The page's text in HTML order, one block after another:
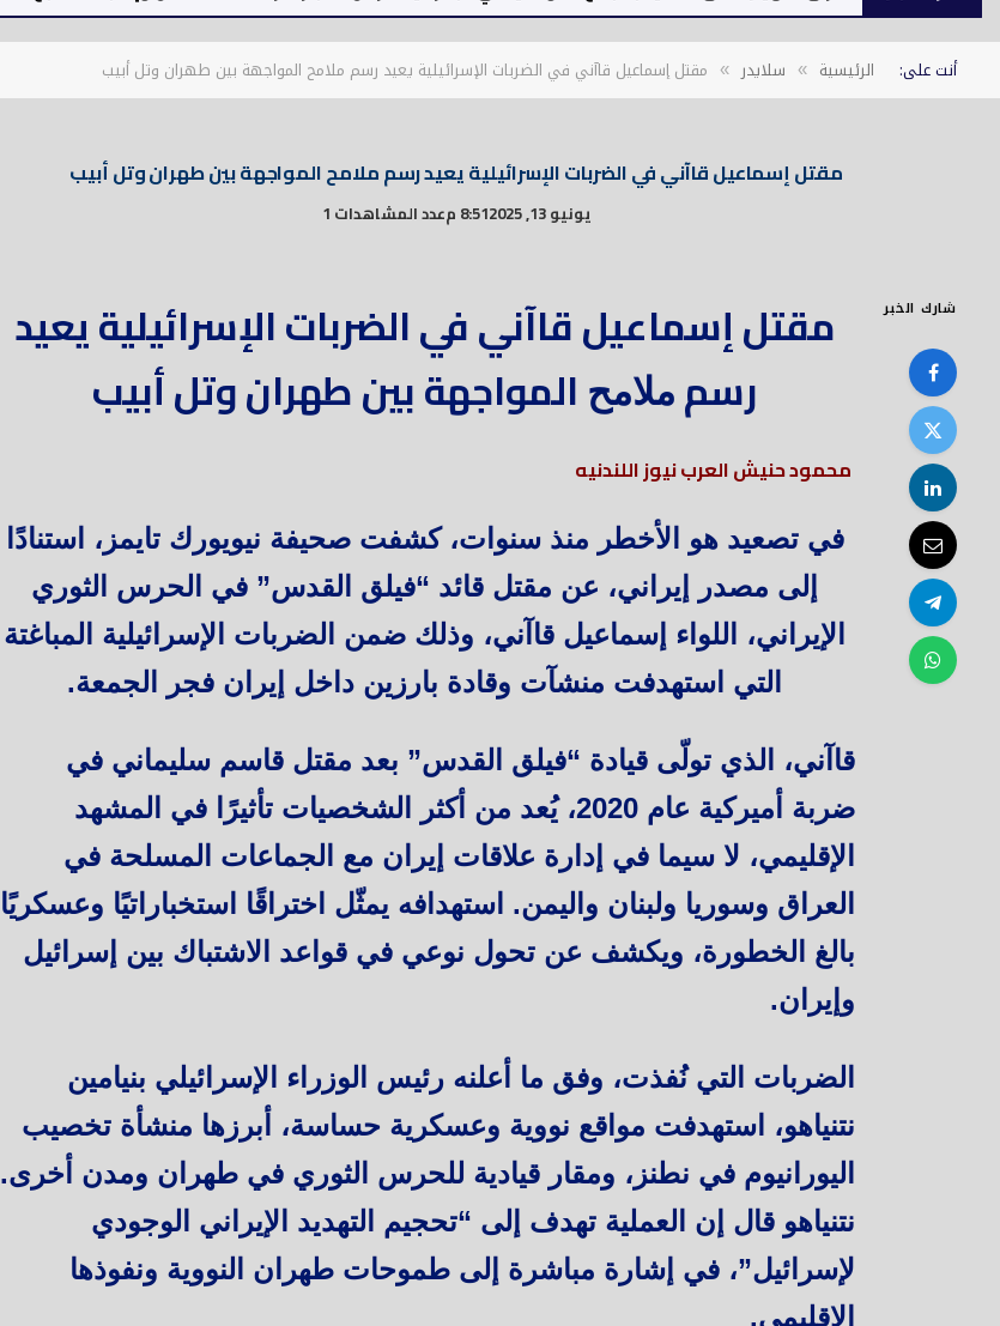
أنت على: الرئيسية » سلايدر » مقتل إسماعيل قاآني في الضربات الإسرائيلية يعيد رسم ملامح المواجهة بين طهران وتل أبيب
مقتل إسماعيل قاآني في الضربات الإسرائيلية يعيد رسم ملامح المواجهة بين طهران وتل أبيب
يونيو 13, 2025 8:51 م عدد المشاهدات 1
شارك الخبر
مقتل إسماعيل قاآني في الضربات الإسرائيلية يعيد
رسم ملامح المواجهة بين طهران وتل أبيب
محمود حنيش العرب نيوز اللندنيه
في تصعيد هو الأخطر منذ سنوات، كشفت صحيفة نيويورك تايمز، استنادًا
إلى مصدر إيراني، عن مقتل قائد “فيلق القدس” في الحرس الثوري
الإيراني، اللواء إسماعيل قاآني، وذلك ضمن الضربات الإسرائيلية المباغتة
التي استهدفت منشآت وقادة بارزين داخل إيران فجر الجمعة.
قاآني، الذي تولّى قيادة “فيلق القدس” بعد مقتل قاسم سليماني في
ضربة أميركية عام 2020، يُعد من أكثر الشخصيات تأثيرًا في المشهد
الإقليمي، لا سيما في إدارة علاقات إيران مع الجماعات المسلحة في
العراق وسوريا ولبنان واليمن. استهدافه يمثّل اختراقًا استخباراتيًا وعسكريًا
بالغ الخطورة، ويكشف عن تحول نوعي في قواعد الاشتباك بين إسرائيل
وإيران.
الضربات التي نُفذت، وفق ما أعلنه رئيس الوزراء الإسرائيلي بنيامين
نتنياهو، استهدفت مواقع نووية وعسكرية حساسة، أبرزها منشأة تخصيب
اليورانيوم في نطنز، ومقار قيادية للحرس الثوري في طهران ومدن أخرى.
نتنياهو قال إن العملية تهدف إلى “تحجيم التهديد الإيراني الوجودي
لإسرائيل”، في إشارة مباشرة إلى طموحات طهران النووية ونفوذها
الإقليمي.